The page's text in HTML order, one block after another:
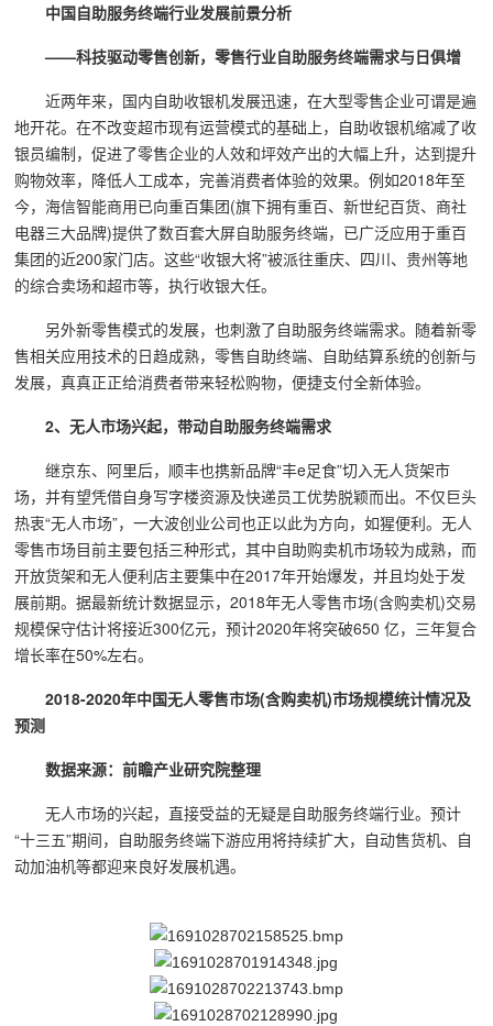
中国自助服务终端行业发展前景分析
——科技驱动零售创新，零售行业自助服务终端需求与日俱增
近两年来，国内自助收银机发展迅速，在大型零售企业可谓是遍
地开花。在不改变超市现有运营模式的基础上，自助收银机缩减了收
银员编制，促进了零售企业的人效和坪效产出的大幅上升，达到提升
购物效率，降低人工成本，完善消费者体验的效果。例如2018年至
今，海信智能商用已向重百集团(旗下拥有重百、新世纪百货、商社
电器三大品牌)提供了数百套大屏自助服务终端，已广泛应用于重百
集团的近200家门店。这些“收银大将”被派往重庆、四川、贵州等地
的综合卖场和超市等，执行收银大任。
另外新零售模式的发展，也刺激了自助服务终端需求。随着新零
售相关应用技术的日趋成熟，零售自助终端、自助结算系统的创新与
发展，真真正正给消费者带来轻松购物，便捷支付全新体验。
2、无人市场兴起，带动自助服务终端需求
继京东、阿里后，顺丰也携新品牌“丰e足食”切入无人货架市
场，并有望凭借自身写字楼资源及快递员工优势脱颖而出。不仅巨头
热衷“无人市场”，一大波创业公司也正以此为方向，如猩便利。无人
零售市场目前主要包括三种形式，其中自助购卖机市场较为成熟，而
开放货架和无人便利店主要集中在2017年开始爆发，并且均处于发
展前期。据最新统计数据显示，2018年无人零售市场(含购卖机)交易
规模保守估计将接近300亿元，预计2020年将突破650 亿，三年复合
增长率在50%左右。
2018-2020年中国无人零售市场(含购卖机)市场规模统计情况及
预测
数据来源：前瞻产业研究院整理
无人市场的兴起，直接受益的无疑是自助服务终端行业。预计
“十三五”期间，自助服务终端下游应用将持续扩大，自动售货机、自
动加油机等都迎来良好发展机遇。